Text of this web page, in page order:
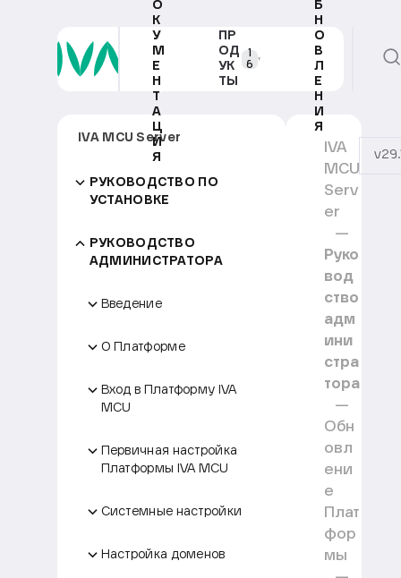
О
К
У
М
Е
Н
Т
А
Ц
И
Я
ПР
ОД
УК
ТЫ
1
6
Б
Н
О
В
Л
Е
Н
И
Я
IVA MCU Server
РУКОВОДСТВО ПО
УСТАНОВКЕ
РУКОВОДСТВО
АДМИНИСТРАТОРА
Введение
О Платформе
Вход в Платформу IVA
MCU
Первичная настройка
Платформы IVA MCU
Системные настройки
Настройка доменов
IVA
MCU
Serv
er
Руко
вод
ство
адм
ини
стра
тора
Обн
овл
ени
е
Плат
фор
мы